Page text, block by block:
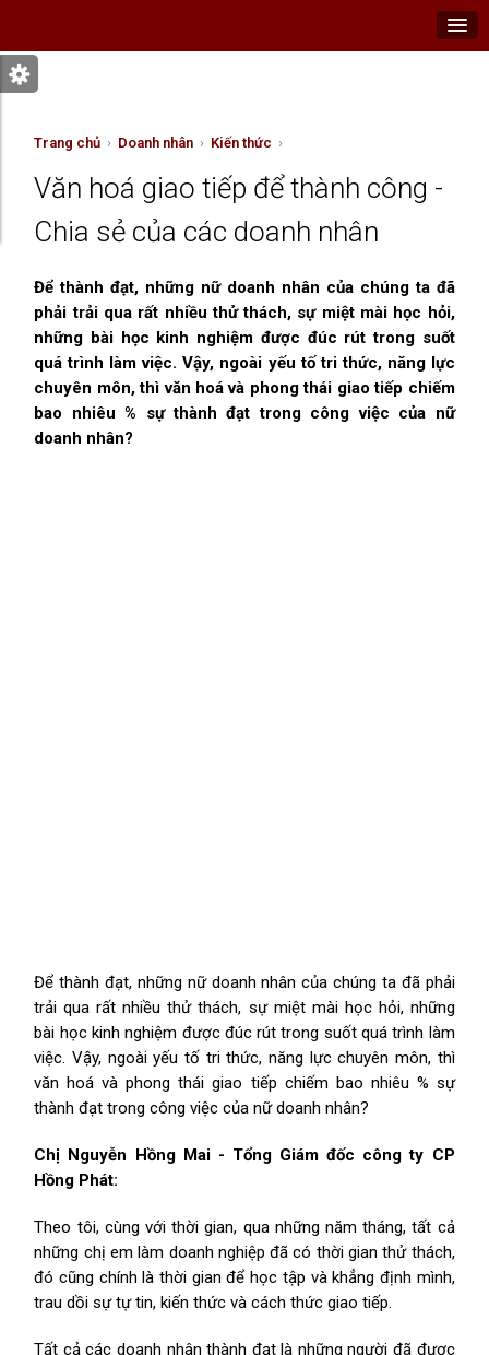
Trang chủ › Doanh nhân › Kiến thức ›
Văn hoá giao tiếp để thành công -
Chia sẻ của các doanh nhân
Để thành đạt, những nữ doanh nhân của chúng ta đã
phải trải qua rất nhiều thử thách, sự miệt mài học hỏi,
những bài học kinh nghiệm được đúc rút trong suốt
quá trình làm việc. Vậy, ngoài yếu tố tri thức, năng lực
chuyên môn, thì văn hoá và phong thái giao tiếp chiếm
bao nhiêu % sự thành đạt trong công việc của nữ
doanh nhân?
Để thành đạt, những nữ doanh nhân của chúng ta đã phải
trải qua rất nhiều thử thách, sự miệt mài học hỏi, những
bài học kinh nghiệm được đúc rút trong suốt quá trình làm
việc. Vậy, ngoài yếu tố tri thức, năng lực chuyên môn, thì
văn hoá và phong thái giao tiếp chiếm bao nhiêu % sự
thành đạt trong công việc của nữ doanh nhân?
Chị Nguyễn Hồng Mai - Tổng Giám đốc công ty CP
Hồng Phát:
Theo tôi, cùng với thời gian, qua những năm tháng, tất cả
những chị em làm doanh nghiệp đã có thời gian thử thách,
đó cũng chính là thời gian để học tập và khẳng định mình,
trau dồi sự tự tin, kiến thức và cách thức giao tiếp.
Tất cả các doanh nhân thành đạt là những người đã được